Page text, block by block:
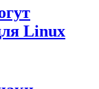
Linux